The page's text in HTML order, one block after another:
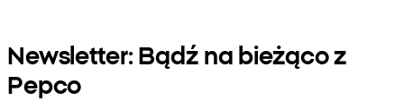
Newsletter: Bądź na bieżąco z
Pepco